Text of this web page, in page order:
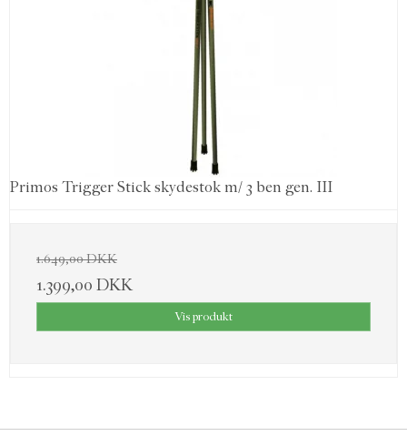
Primos Trigger Stick skydestok m/ 3 ben gen. III
1.649,00 DKK
1.399,00 DKK
Vis produkt